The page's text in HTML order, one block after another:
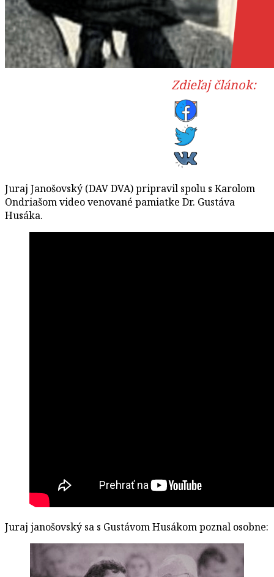
Zdieľaj článok:
Juraj Janošovský (DAV DVA) pripravil spolu s Karolom
Ondriašom video venované pamiatke Dr. Gustáva
Husáka.
Juraj janošovský sa s Gustávom Husákom poznal osobne: